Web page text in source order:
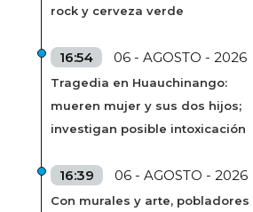
rock y cerveza verde
16:54 06 - AGOSTO - 2026
Tragedia en Huauchinango:
mueren mujer y sus dos hijos;
investigan posible intoxicación
16:39 06 - AGOSTO - 2026
Con murales y arte, pobladores